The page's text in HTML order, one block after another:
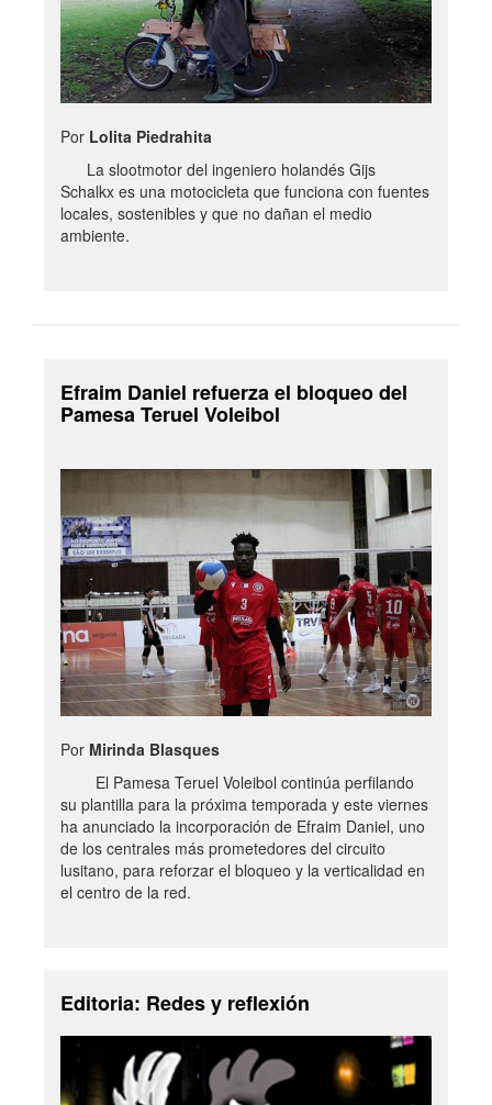
Por Lolita Piedrahita
La slootmotor del ingeniero holandés Gijs
Schalkx es una motocicleta que funciona con fuentes
locales, sostenibles y que no dañan el medio
ambiente.
Efraim Daniel refuerza el bloqueo del
Pamesa Teruel Voleibol
Por Mirinda Blasques
El Pamesa Teruel Voleibol continúa perfilando
su plantilla para la próxima temporada y este viernes
ha anunciado la incorporación de Efraim Daniel, uno
de los centrales más prometedores del circuito
lusitano, para reforzar el bloqueo y la verticalidad en
el centro de la red.
Editoria: Redes y reflexión